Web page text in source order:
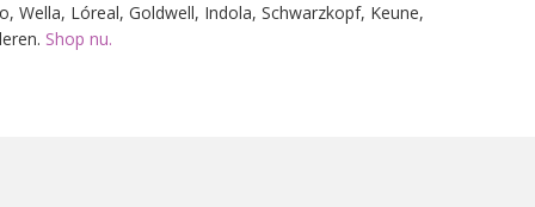
Wella, Lóreal, Goldwell, Indola, Schwarzkopf, Keune,
Shop nu.